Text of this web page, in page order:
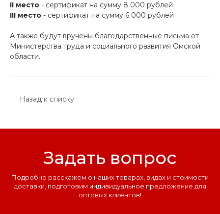
II место - сертификат на сумму 8 000 рублей
III место - сертификат на сумму 6 000 рублей
А также будут вручены благодарственные письма от
Министерства труда и социального развития Омской
области.
Назад к списку
Задать вопрос
Подробно расскажем о наших товарах, видах и стоимости
доставки, подготовим индивидуальное предложение для
оптовых клиентов!